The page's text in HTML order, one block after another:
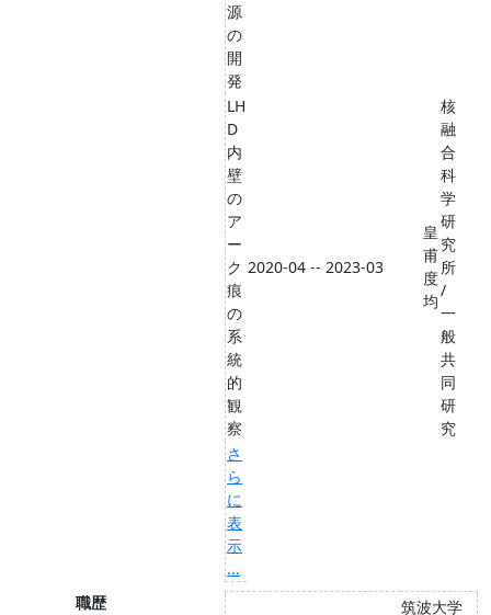
源
の
開
発
LH
D
内
壁
の
ア
ー
ク
痕
の
系
統
的
観
察
2020-04 -- 2023-03
皇
甫
度
均
核
融
合
科
学
研
究
所
/
一
般
共
同
研
究
さ
ら
に
表
示
...
職歴
筑波大学